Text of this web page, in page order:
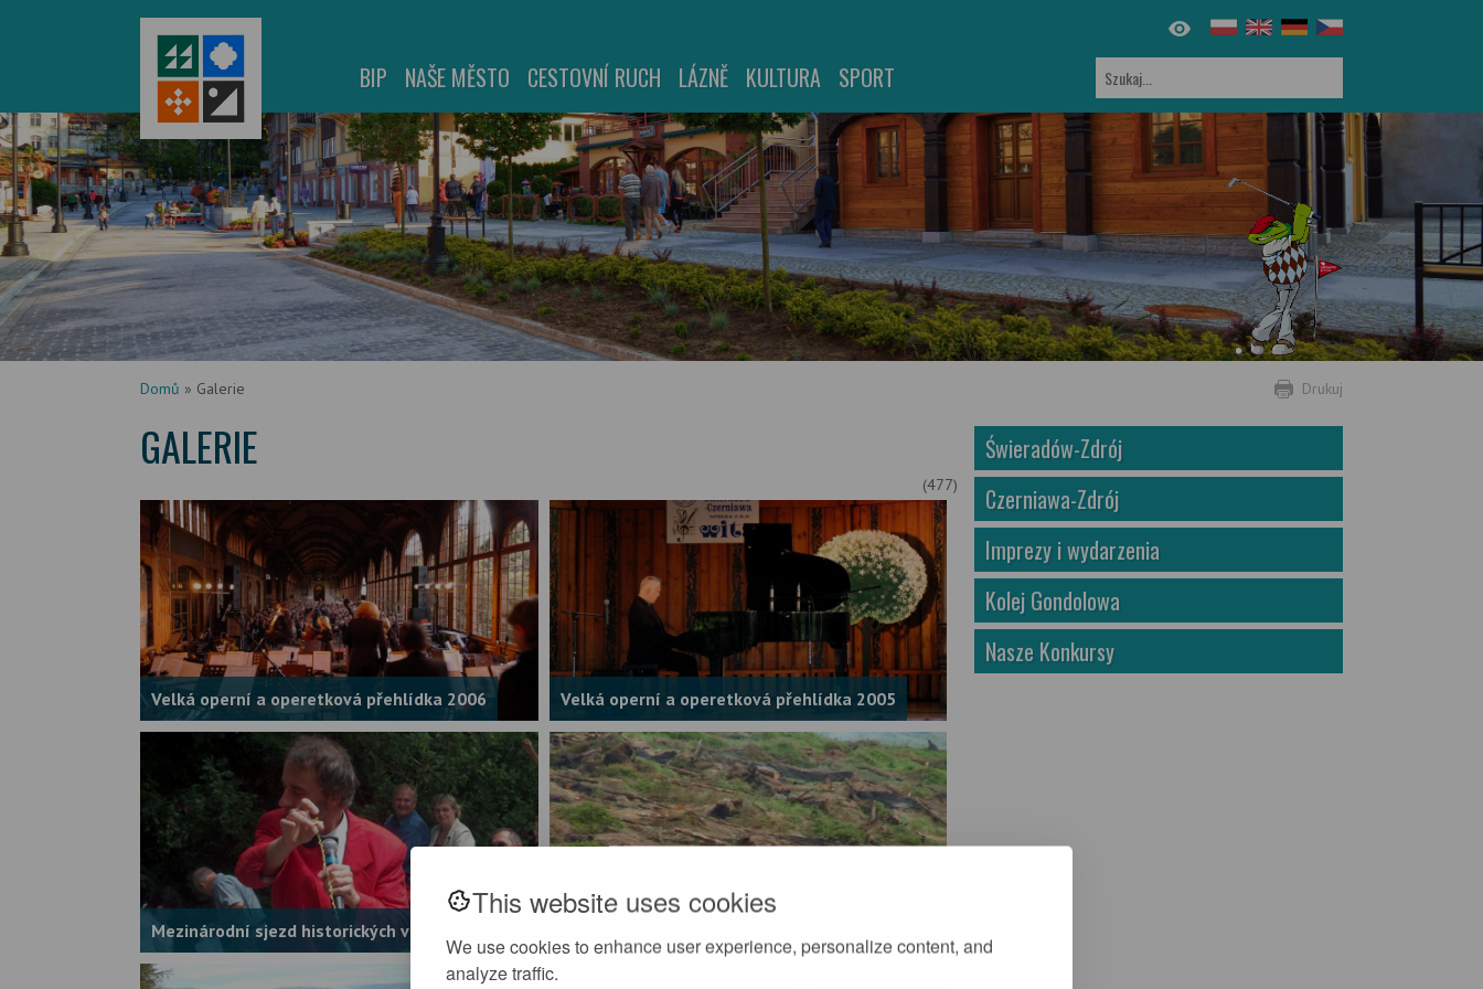
This website uses cookies
We use cookies to enhance user experience, personalize content, and
analyze traffic.
BIP NAŠE MĚSTO CESTOVNÍ RUCH LÁZNĚ KULTURA SPORT
Drukuj
Domů » Galerie
GALERIE
(477)
Velká operní a operetková přehlídka 2006 Velká operní a operetková přehlídka 2005
Mezinárodní sjezd historických vozidel 2005
Świeradów-Zdrój
Czerniawa-Zdrój
Imprezy i wydarzenia
Kolej Gondolowa
Nasze Konkursy